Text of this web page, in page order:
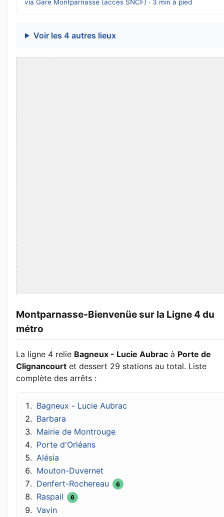
via Gare Montparnasse (accès SNCF) · 3 min à pied
Voir les 4 autres lieux
Montparnasse-Bienvenüe sur la Ligne 4 du
métro
La ligne 4 relie Bagneux - Lucie Aubrac à Porte de
Clignancourt et dessert 29 stations au total. Liste
complète des arrêts :
Bagneux - Lucie Aubrac
Barbara
Mairie de Montrouge
Porte d'Orléans
Alésia
Mouton-Duvernet
Denfert-Rochereau
6
Raspail 6
Vavin